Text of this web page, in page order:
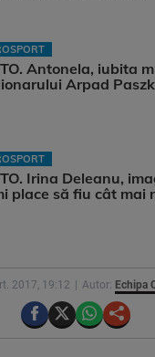
Antonela, iubita
Arpad
Irina Deleanu,
place să fiu cât mai
2017, 19:12 Autor: Echipa